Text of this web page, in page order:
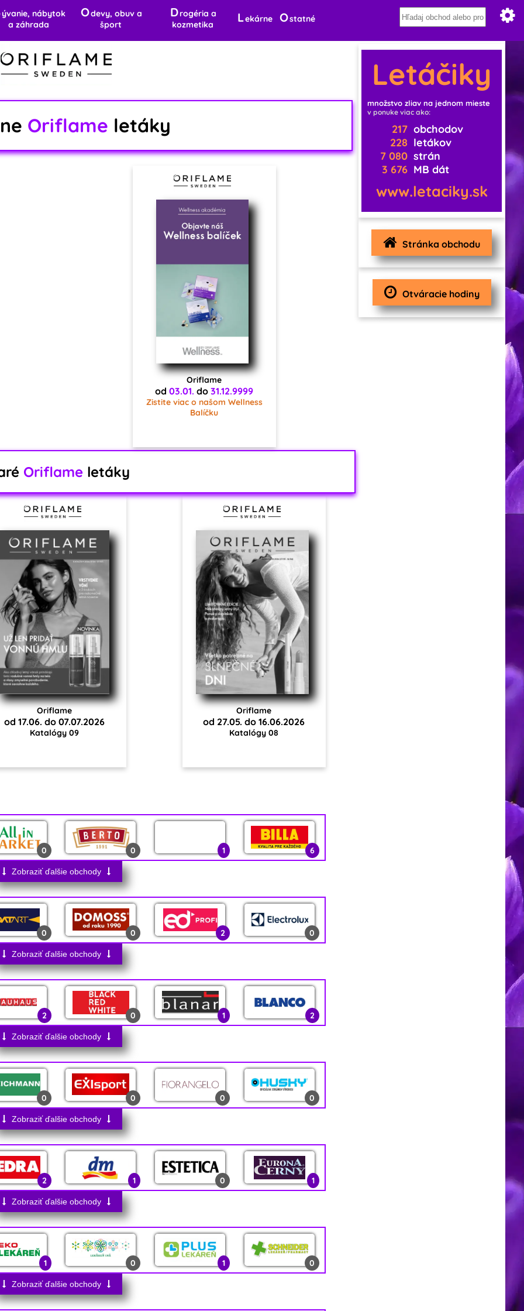
ývanie, nábytok
a záhrada
Odevy, obuv a
šport
Drogéria a
kozmetika
Lekárne Ostatné
Oriflame letáky
Oriflame
od 03.01. do 31.12.9999
Zistite viac o našom Wellness
Balíčku
Oriflame letáky
Oriflame
od 17.06. do 07.07.2026
Katalógy 09
Oriflame
od 27.05. do 16.06.2026
Katalógy 08
0 0 1 6
3 0 1 0
1 0 4 1
3 1 0 2
1 1 1 12
0 0 19 0
0
Zobraziť ďalšie obchody
0 0 2 0
0 0 0 0
0 0 0 0
0 0
Zobraziť ďalšie obchody
2 0 1 2
0 0 1 0
0 0 2 1
0 3 2 1
3 0 2 13
1 0 0 1
0
Zobraziť ďalšie obchody
0 0 0 0
0 0 2 0
0
Zobraziť ďalšie obchody
2 1 0 1
0 0 16 2
1 0 0
Zobraziť ďalšie obchody
1 0 1 0
1
Zobraziť ďalšie obchody
Letáčiky
množstvo zliav na jednom mieste
v ponuke viac ako:
217 obchodov
228 letákov
7 080 strán
3 676 MB dát
www.letaciky.sk
Stránka obchodu
Otváracie hodiny